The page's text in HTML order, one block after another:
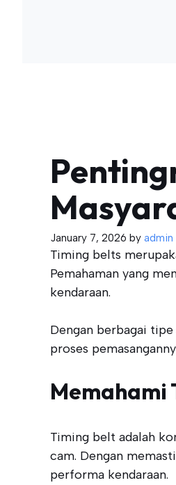
January 7, 2026 by admin
Timing belts
Pemahaman yang
kendaraan.
Dengan berbagai
proses
Memahami
Timing belt adalah
cam. Dengan
performa kendaraan.